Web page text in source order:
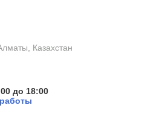
Казахстан
до 18:00